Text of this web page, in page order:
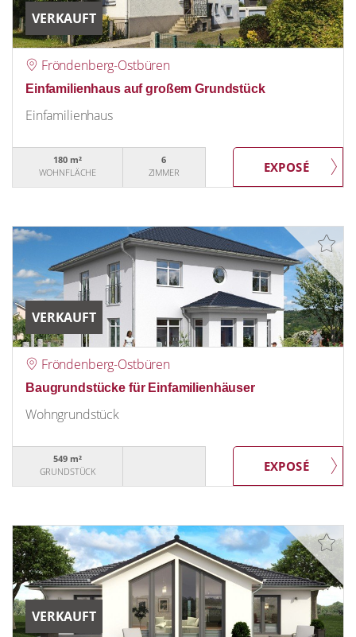
VERKAUFT
Fröndenberg-Ostbüren
Einfamilienhaus auf großem Grundstück
Einfamilienhaus
180 m²
WOHNFLÄCHE
6
ZIMMER
VERKAUFT
Fröndenberg-Ostbüren
Baugrundstücke für Einfamilienhäuser
Wohngrundstück
549 m²
GRUNDSTÜCK
VERKAUFT